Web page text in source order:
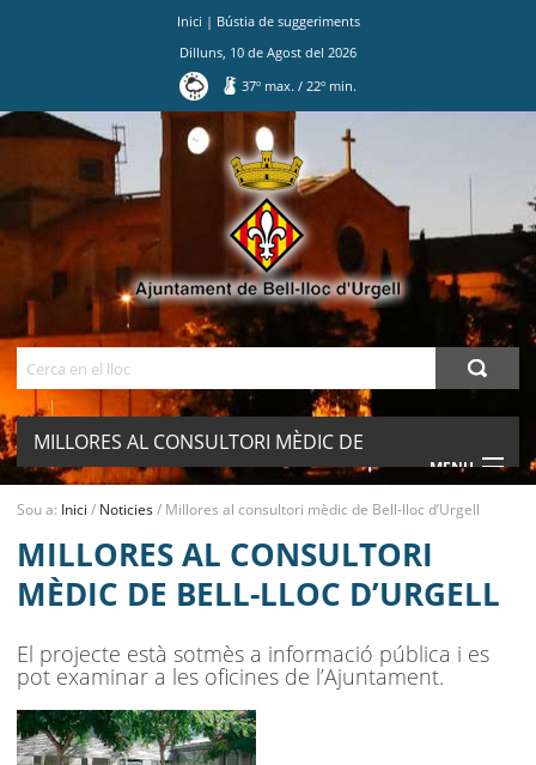
Inici | Bústia de suggeriments
Dilluns 10 de Agost del 2026
37º max./ 22º min.
MILLORES AL CONSULTORI MÈDIC DE
BELL-LLOC D’URGELL
MENU
AJUNTAMENT
MUNICIPI
SEU ELECTRÒNICA
Sou a: Inici / Noticies/ Millores al consultori mèdic de Bell-lloc d’Urgell
MILLORES AL CONSULTORI
MÈDIC DE BELL-LLOC D’URGELL
El projecte està sotmès a informació pública i es
pot examinar a les oficines de l’Ajuntament.